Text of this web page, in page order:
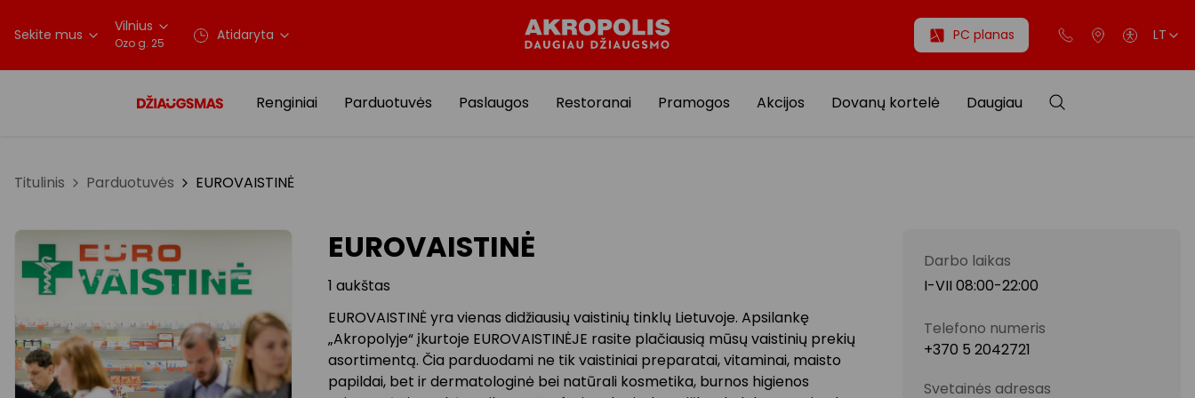
Sekite mus Vilnius
Ozo g. 25 Atidaryta PC planas LT
Renginiai Parduotuvės Paslaugos Restoranai Pramogos Akcijos Dovanų kortelė Daugiau
Titulinis Parduotuvės EUROVAISTINĖ
EUROVAISTINĖ
1 aukštas
EUROVAISTINĖ yra vienas didžiausių vaistinių tinklų Lietuvoje. Apsilankę
„Akropolyje“ įkurtoje EUROVAISTINĖJE rasite plačiausią mūsų vaistinių prekių
asortimentą. Čia parduodami ne tik vaistiniai preparatai, vitaminai, maisto
papildai, bet ir dermatologinė bei natūrali kosmetika, burnos higienos
Darbo laikas
I-VII 08:00-22:00
Telefono numeris
+370 5 2042721
Svetainės adresas